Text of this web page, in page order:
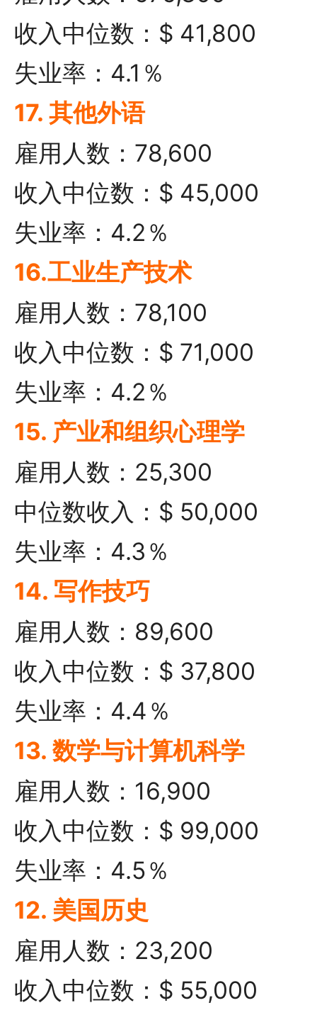
收入中位数：$ 41,800
失业率：4.1％
17. 其他外语
雇用人数：78,600
收入中位数：$ 45,000
失业率：4.2％
16.工业生产技术
雇用人数：78,100
收入中位数：$ 71,000
失业率：4.2％
15. 产业和组织心理学
雇用人数：25,300
中位数收入：$ 50,000
失业率：4.3％
14. 写作技巧
雇用人数：89,600
收入中位数：$ 37,800
失业率：4.4％
13. 数学与计算机科学
雇用人数：16,900
收入中位数：$ 99,000
失业率：4.5％
12. 美国历史
雇用人数：23,200
收入中位数：$ 55,000